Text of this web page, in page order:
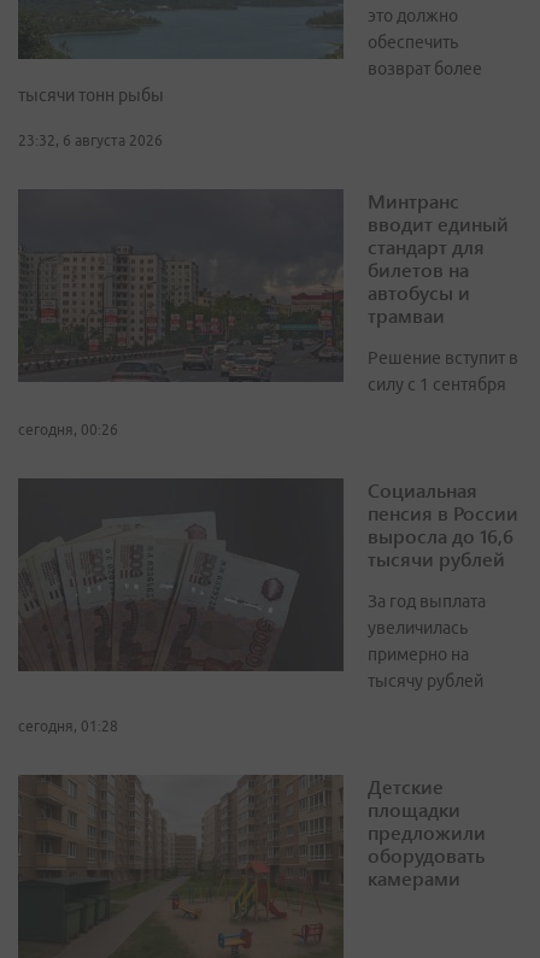
это должно
обеспечить
возврат более
тысячи тонн рыбы
23:32, 6 августа 2026
Минтранс
вводит единый
стандарт для
билетов на
автобусы и
трамваи
Решение вступит в
силу с 1 сентября
сегодня, 00:26
Социальная
пенсия в России
выросла до 16,6
тысячи рублей
За год выплата
увеличилась
примерно на
тысячу рублей
сегодня, 01:28
Детские
площадки
предложили
оборудовать
камерами